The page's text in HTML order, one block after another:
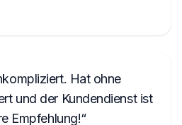
Hat ohne
und der Kundendienst ist
Empfehlung!